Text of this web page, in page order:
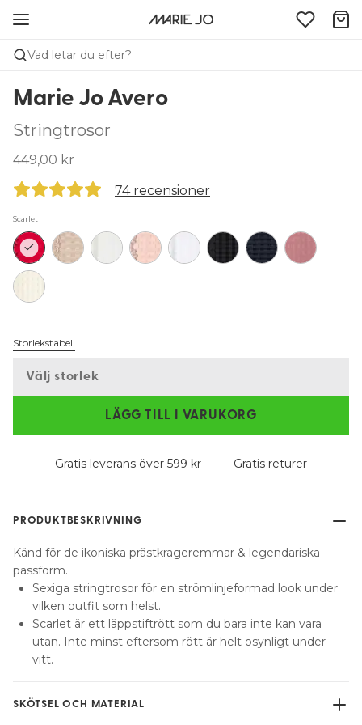
Vad letar du efter?
Marie Jo Avero
Stringtrosor
449,00 kr
74 recensioner
Scarlet
Storlekstabell
Välj storlek
LÄGG TILL I VARUKORG
Gratis leverans över 599 kr Gratis returer
PRODUKTBESKRIVNING
Känd för de ikoniska prästkrageremmar & legendariska
passform.
Sexiga stringtrosor för en strömlinjeformad look under
vilken outfit som helst.
Scarlet är ett läppstiftrött som du bara inte kan vara
utan. Inte minst eftersom rött är helt osynligt under
vitt.
SKÖTSEL OCH MATERIAL